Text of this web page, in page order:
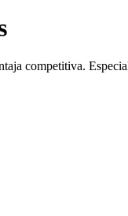
competitiva.